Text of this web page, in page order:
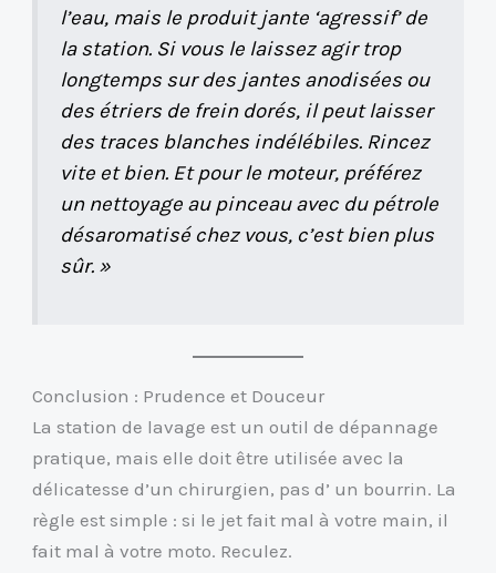
l’eau, mais le produit jante ‘agressif’ de
la station. Si vous le laissez agir trop
longtemps sur des jantes anodisées ou
des étriers de frein dorés, il peut laisser
des traces blanches indélébiles. Rincez
vite et bien. Et pour le moteur, préférez
un nettoyage au pinceau avec du pétrole
désaromatisé chez vous, c’est bien plus
sûr. »
Conclusion : Prudence et Douceur
La station de lavage est un outil de dépannage
pratique, mais elle doit être utilisée avec la
délicatesse d’un chirurgien, pas d’ un bourrin. La
règle est simple : si le jet fait mal à votre main, il
fait mal à votre moto. Reculez.